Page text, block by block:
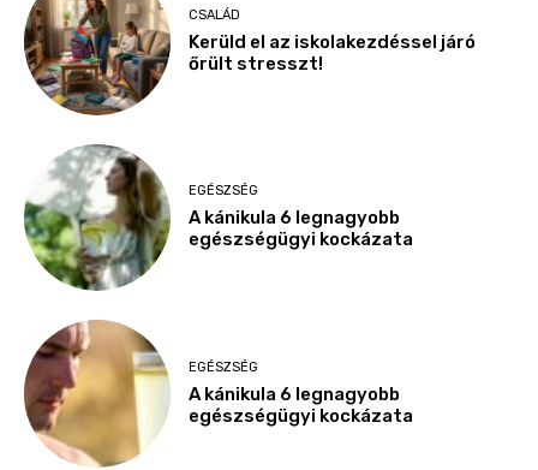
CSALÁD
Kerüld el az iskolakezdéssel járó
őrült stresszt!
EGÉSZSÉG
A kánikula 6 legnagyobb
egészségügyi kockázata
EGÉSZSÉG
A kánikula 6 legnagyobb
egészségügyi kockázata